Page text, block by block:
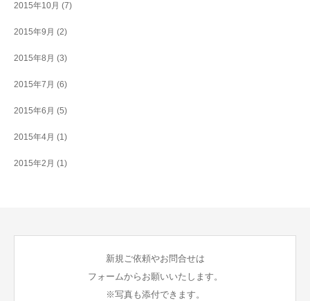
2015年10月 (7)
2015年9月 (2)
2015年8月 (3)
2015年7月 (6)
2015年6月 (5)
2015年4月 (1)
2015年2月 (1)
新規ご依頼やお問合せは
フォームからお願いいたします。
※写真も添付できます。